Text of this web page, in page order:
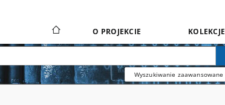
O PROJEKCIE KOLEKCJE
Wyszukiwanie zaawansowane